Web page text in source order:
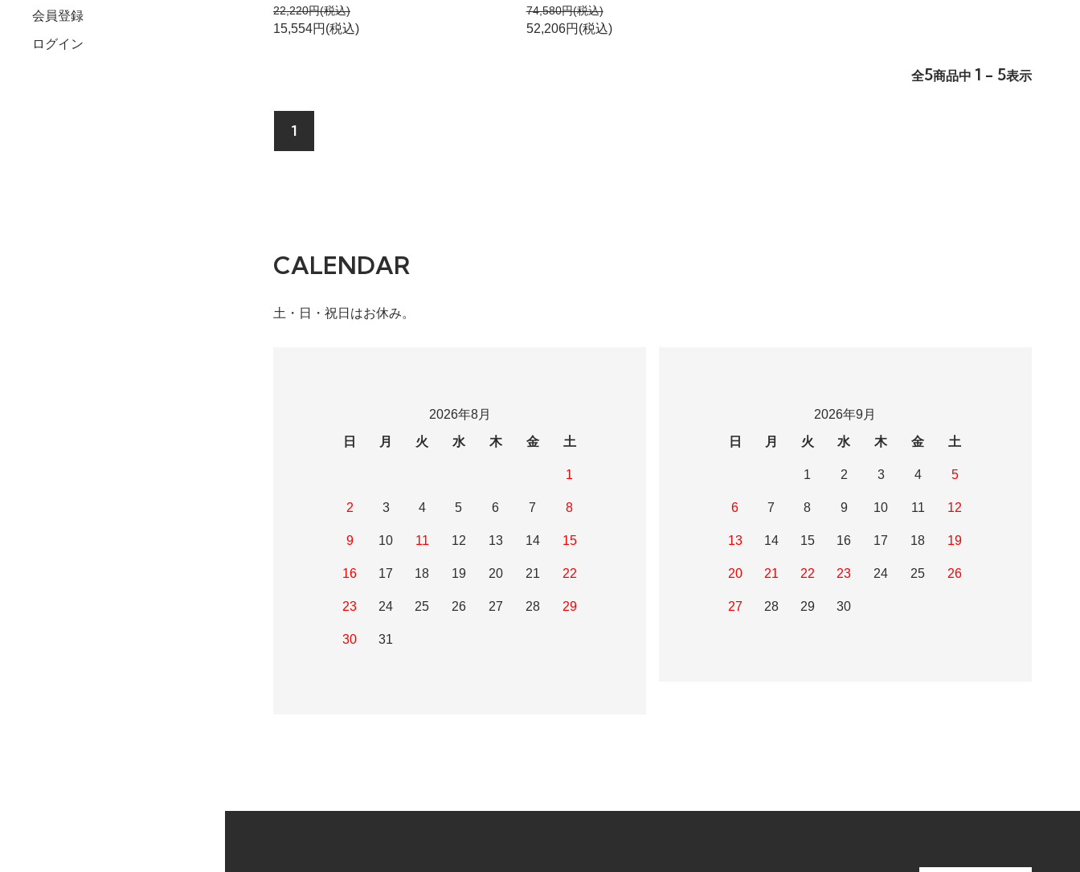
会員登録
ログイン
22,220円(税込)
15,554円(税込)
74,580円(税込)
52,206円(税込)
全5商品中 1 - 5表示
1
CALENDAR
土・日・祝日はお休み。
2026年8月
日
月 火 水 木 金 土
1
2 3 4 5 6 7 8
9 10 11 12 13 14 15
16 17 18 19 20 21 22
23 24 25 26 27 28 29
30 31
2026年9月
日
月 火 水 木 金 土
1 2 3 4 5
6 7 8 9 10 11 12
13 14 15 16 17 18 19
20 21 22 23 24 25 26
27 28 29 30